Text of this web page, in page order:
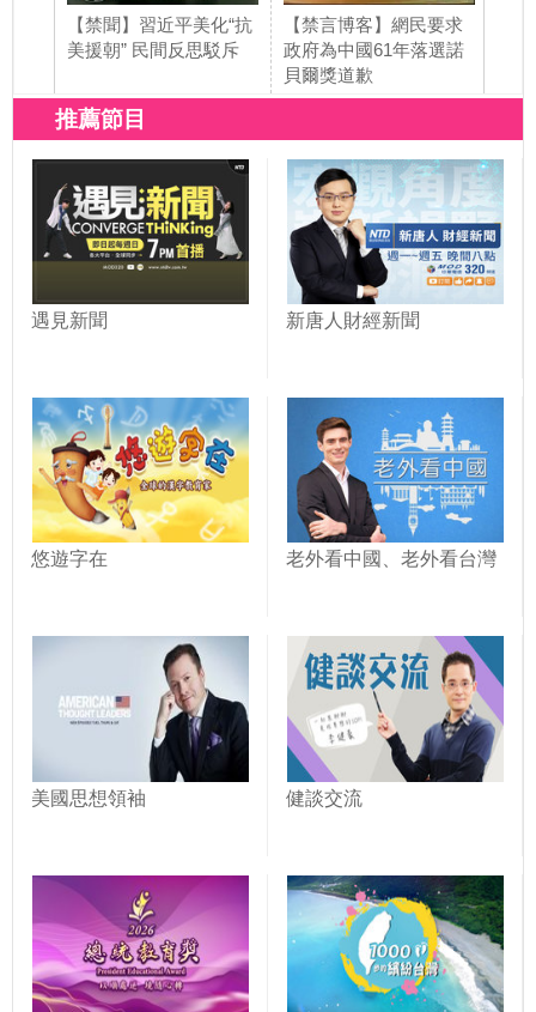
【禁聞】習近平美化“抗
美援朝” 民間反思駁斥
【禁言博客】網民要求
政府為中國61年落選諾
貝爾獎道歉
推薦節目
遇見新聞 新唐人財經新聞
悠遊字在 老外看中國、老外看台灣
美國思想領袖 健談交流